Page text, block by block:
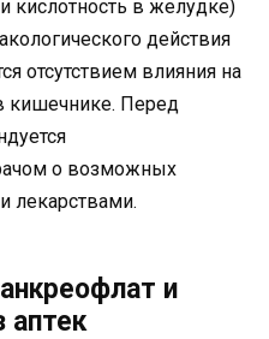
в желудке)
действия
отсутствием влияния на
кишечнике. Перед
о возможных
лекарствами.
и
аптек